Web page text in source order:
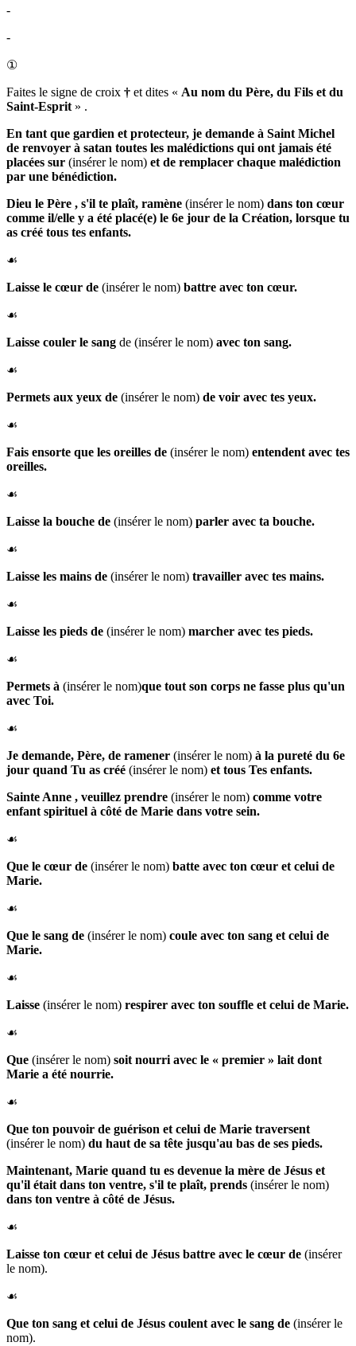
-
-
①
Faites le signe de croix † et dites « Au nom du Père, du Fils et du
Saint-Esprit » .
En tant que gardien et protecteur, je demande à Saint Michel
de renvoyer à satan toutes les malédictions qui ont jamais été
placées sur (insérer le nom) et de remplacer chaque malédiction
par une bénédiction.
Dieu le Père , s'il te plaît, ramène (insérer le nom) dans ton cœur
comme il/elle y a été placé(e) le 6e jour de la Création, lorsque tu
as créé tous tes enfants.
☙
Laisse le cœur de (insérer le nom) battre avec ton cœur.
☙
Laisse couler le sang de (insérer le nom) avec ton sang.
☙
Permets aux yeux de (insérer le nom) de voir avec tes yeux.
☙
Fais ensorte que les oreilles de (insérer le nom) entendent avec tes
oreilles.
☙
Laisse la bouche de (insérer le nom) parler avec ta bouche.
☙
Laisse les mains de (insérer le nom) travailler avec tes mains.
☙
Laisse les pieds de (insérer le nom) marcher avec tes pieds.
☙
Permets à (insérer le nom)que tout son corps ne fasse plus qu'un
avec Toi.
☙
Je demande, Père, de ramener (insérer le nom) à la pureté du 6e
jour quand Tu as créé (insérer le nom) et tous Tes enfants.
Sainte Anne , veuillez prendre (insérer le nom) comme votre
enfant spirituel à côté de Marie dans votre sein.
☙
Que le cœur de (insérer le nom) batte avec ton cœur et celui de
Marie.
☙
Que le sang de (insérer le nom) coule avec ton sang et celui de
Marie.
☙
Laisse (insérer le nom) respirer avec ton souffle et celui de Marie.
☙
Que (insérer le nom) soit nourri avec le « premier » lait dont
Marie a été nourrie.
☙
Que ton pouvoir de guérison et celui de Marie traversent
(insérer le nom) du haut de sa tête jusqu'au bas de ses pieds.
Maintenant, Marie quand tu es devenue la mère de Jésus et
qu'il était dans ton ventre, s'il te plaît, prends (insérer le nom)
dans ton ventre à côté de Jésus.
☙
Laisse ton cœur et celui de Jésus battre avec le cœur de (insérer
le nom).
☙
Que ton sang et celui de Jésus coulent avec le sang de (insérer le
nom).